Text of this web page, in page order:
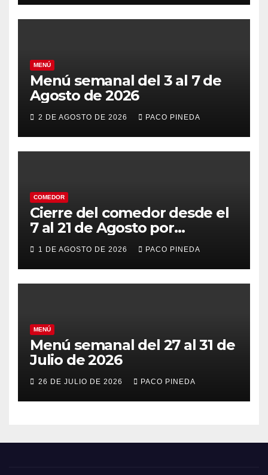
MENÚ
Menú semanal del 3 al 7 de
Agosto de 2026
2 DE AGOSTO DE 2026 PACO PINEDA
COMEDOR
Cierre del comedor desde el
7 al 21 de Agosto por
vacaciones
1 DE AGOSTO DE 2026 PACO PINEDA
MENÚ
Menú semanal del 27 al 31 de
Julio de 2026
26 DE JULIO DE 2026 PACO PINEDA